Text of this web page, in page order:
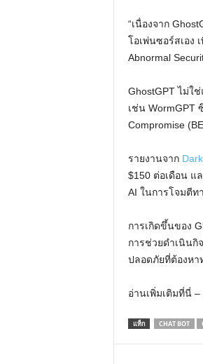
“เนื่องจาก
โอเพ่นซอร์สเอง
Abnormal
GhostGPT ไม่ใ
เช่น WormGPT
Compromise
รายงานจาก
$150 ต่อเดือน แ
AI ในการโจมตีท
การเกิดขึ้นของ
การช่วยดำเนินกิ
ปลอดภัยที่ต้องหา
อ่านเพิ่มเติมที่นี่ –
แท็ก CHAT BOT